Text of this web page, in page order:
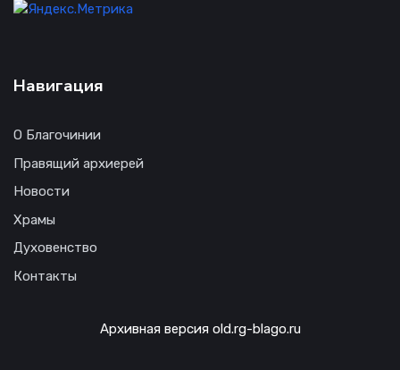
Навигация
О Благочинии
Правящий архиерей
Новости
Храмы
Духовенство
Контакты
Архивная версия old.rg-blago.ru